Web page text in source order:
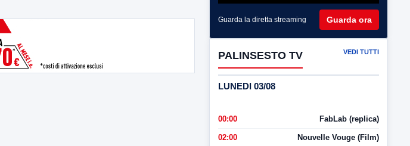
Guarda la diretta streaming Guarda ora
PALINSESTO TV VEDI TUTTI
LUNEDI 03/08
00:00 FabLab (replica)
02:00 Nouvelle Vouge (Film)